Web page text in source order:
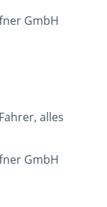
GmbH
alles
GmbH